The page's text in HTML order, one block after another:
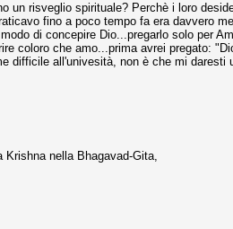
un risveglio spirituale? Perchè i loro
fino a poco tempo fa era davvero
di concepire Dio...pregarlo solo per
coloro che amo...prima avrei pregato:
all'univesità, non è che mi
Krishna nella Bhagavad-Gita,